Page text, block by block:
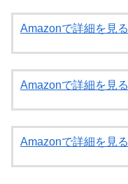
Amazonで詳細を見る
Amazonで詳細を見る
Amazonで詳細を見る